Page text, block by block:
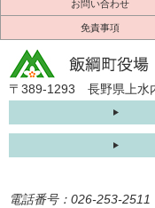
お問い合わせ
免責事項
〒389-1293 長野県上水
電話番号：026-253-2511